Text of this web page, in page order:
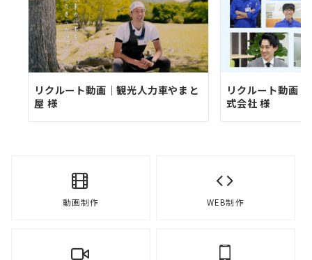
リクルート動画｜観光人力車やまと
屋 様
リクルート動画
式会社 様
動画制作 WEB制作